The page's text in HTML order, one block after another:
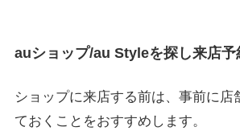
auショップ/au Styleを探し来店予
ショップに来店する前は、事前に店
ておくことをおすすめします。